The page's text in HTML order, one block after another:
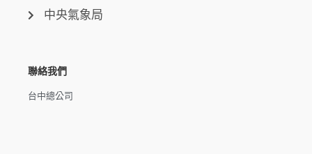
中央氣象局
聯絡我們
台中總公司